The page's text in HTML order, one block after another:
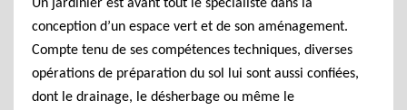
Un jardinier est avant tout le spécialiste dans la
conception d’un espace vert et de son aménagement.
Compte tenu de ses compétences techniques, diverses
opérations de préparation du sol lui sont aussi confiées,
dont le drainage, le désherbage ou même le